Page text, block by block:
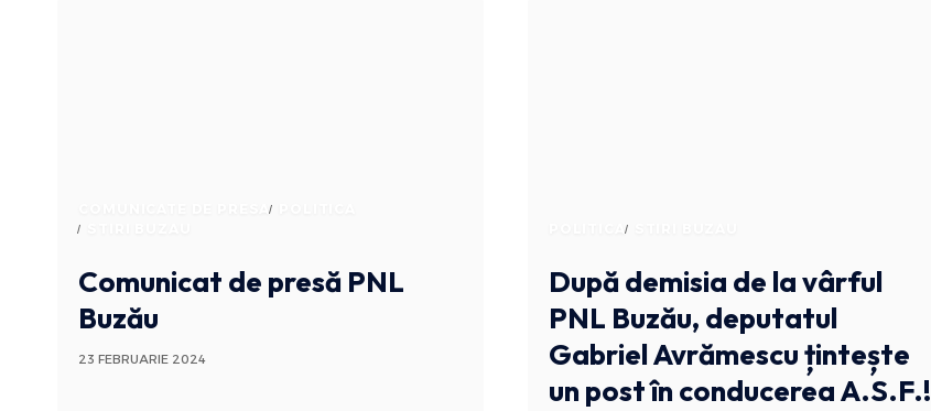
COMUNICATE DE PRESA
Comunicat de presă PNL
Buzău
23 FEBRUARIE 2024
POLITICA
După demisia de la vârful
PNL Buzău, deputatul
Gabriel Avrămescu țintește
un post în conducerea A.S.F.!